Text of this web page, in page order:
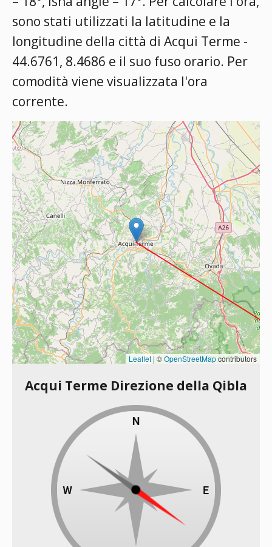
sono stati utilizzati la latitudine e la
longitudine della città di Acqui Terme -
44.6761, 8.4686 e il suo fuso orario. Per
comodità viene visualizzata l'ora
corrente.
Leaflet | ©OpenStreetMapcontributors
Acqui Terme Direzione della Qibla